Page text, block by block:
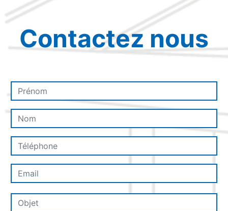
Contactez nous